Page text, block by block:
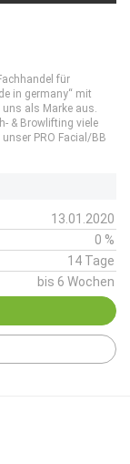
für
in germany“ mit
als Marke aus.
& Browlifting viele
PRO Facial/BB
13.01.2020
0 %
14 Tage
bis 6 Wochen